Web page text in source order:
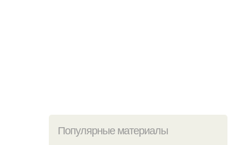
Популярные материалы